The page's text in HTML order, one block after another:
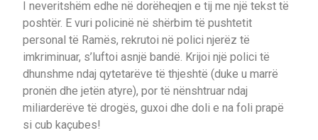
I neveritshëm edhe në dorëheqjen e tij me një tekst të
poshtër. E vuri policinë në shërbim të pushtetit
personal të Ramës, rekrutoi në polici njerëz të
imkriminuar, s’luftoi asnjë bandë. Krijoi një polici të
dhunshme ndaj qytetarëve të thjeshtë (duke u marrë
pronën dhe jetën atyre), por të nënshtruar ndaj
miliarderëve të drogës, guxoi dhe doli e na foli prapë
si cub kaçubes!